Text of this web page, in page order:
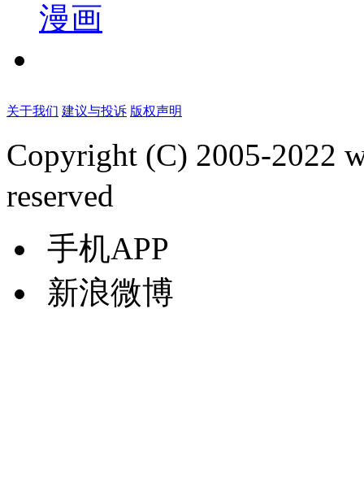
漫画
关于我们 建议与投诉 版权声明
Copyright (C) 2005-2022
reserved
手机APP
新浪微博